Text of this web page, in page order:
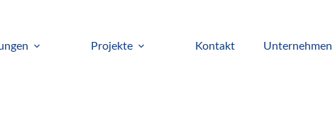
Projekte Kontakt Unternehmen